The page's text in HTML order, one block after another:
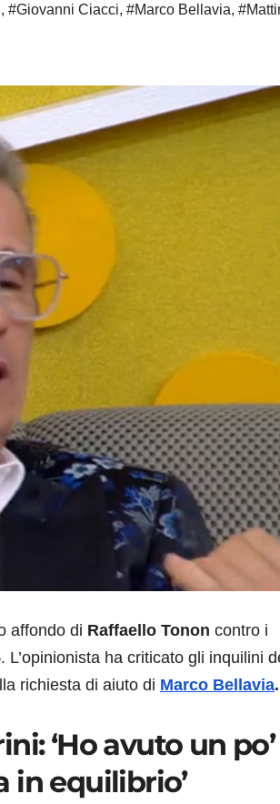
, #Giovanni Ciacci, #Marco Bellavia,
affondo di Raffaello Tonon contro i
. L’opinionista ha criticato gli inquilini
richiesta di aiuto di Marco Bellavia.
‘Ho avuto un
in equilibrio’